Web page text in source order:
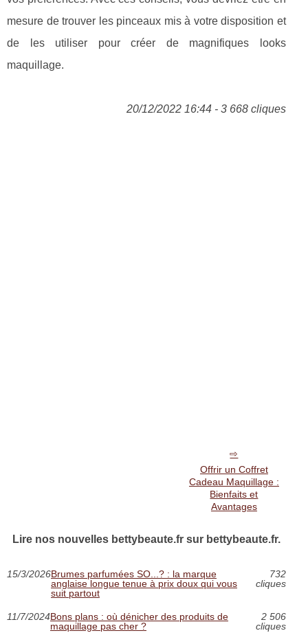
mesure de trouver les pinceaux mis à votre disposition et
de les utiliser pour créer de magnifiques looks
maquillage.
20/12/2022 16:44 - 3 668 cliques
Offrir un Coffret
Cadeau Maquillage :
Bienfaits et
Avantages
Lire nos nouvelles bettybeaute.fr sur bettybeaute.fr.
15/3/2026Brumes parfumées SO...? : la marque
anglaise longue tenue à prix doux qui vous
suit partout
732
cliques
11/7/2024Bons plans : où dénicher des produits de
maquillage pas cher ?
2 506
cliques